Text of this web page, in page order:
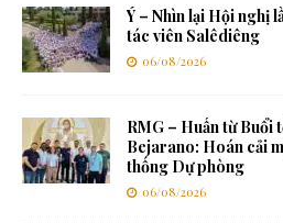
Ý – Nhìn lại Hội nghị
tác viên Salêdiêng
06/08/2026
RMG – Huấn từ Buổi
Bejarano: Hoán cải
thống Dự phòng
06/08/2026